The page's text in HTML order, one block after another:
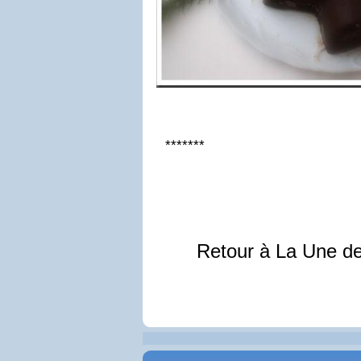
*******
Retour à La Une